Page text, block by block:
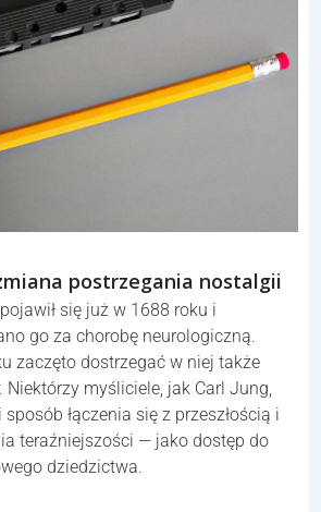
postrzegania nostalgii
się już w 1688 roku i
go za chorobę neurologiczną.
zaczęto dostrzegać w niej także
myśliciele, jak Carl Jung,
łączenia się z przeszłością i
teraźniejszości — jako dostęp do
dziedzictwa.